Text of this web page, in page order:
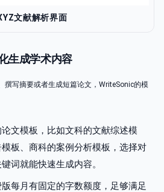
文献解析界面
生成学术内容
撰写摘要或者生成短篇论文，WriteSonic的模
文模板，比如文科的文献综述模
板、商科的案例分析模板，选择对
词就能快速生成内容。
每月有固定的字数额度，足够满足